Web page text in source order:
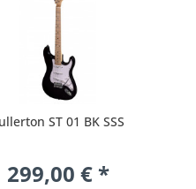
ST 01 BK SSS
299,00 € *